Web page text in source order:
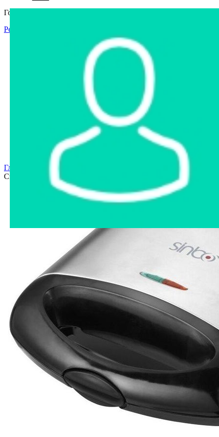
Гостевой доступ
Регистрация
Интернет-магазин
Интернет-витрина
Арестованное имущество
Реестр несостоявшихся торгов
Реестр переоценок
Государственное имущество
Главная страница
Сэндвичница Синбо SSM 2521G